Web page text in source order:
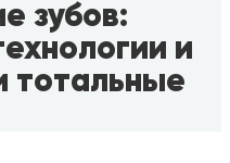
зубов:
и
тотальные